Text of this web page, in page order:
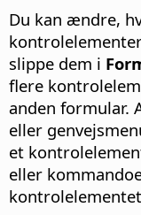
Du kan ændre,
slippe dem i
flere
anden formular.
eller
et
eller